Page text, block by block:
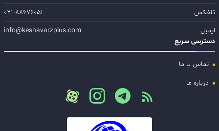
تلفکس
۰۲۱-۸۸۶۷۶۰۵۱
ایمیل
info@keshavarzplus.com
دسترسی سریع
تماس با ما
درباره ما